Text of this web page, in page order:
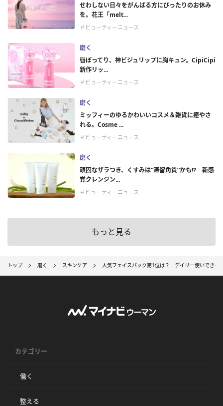
せわしない日々をがんばる方にぴったりのお休み
を。花王「melt...
＃ビューティーニュース
磨く
唇ぽってり、神ビジュリップに胸キュン。CipiCipi
新作リッ...
＃ビューティーニュース
磨く
ミッフィーのゆるかわいいコスメ＆雑貨に癒やさ
れる。Cosme ...
＃ビューティーニュース
磨く
頑固なザラつき、くすみは“滞留角質”かも!? 新感
覚クレンジン...
＃ビューティーニュース
もっと見る
トップ 磨く スキンケア 人気フェイスパック第1位は？ デイリー使いできる
カテゴリー
働く
整える